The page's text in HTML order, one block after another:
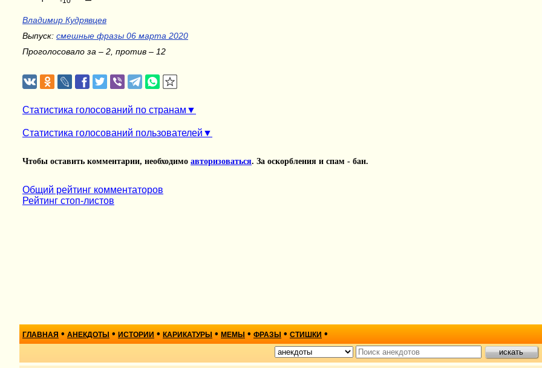
Владимир Кудрявцев
Выпуск: смешные фразы 06 марта 2020
Проголосовало за – 2, против – 12
Статистика голосований по странам
Статистика голосований пользователей
Чтобы оставить комментарии, необходимо авторизоваться. За оскорбления и спам - бан.
Общий рейтинг комментаторов
Рейтинг стоп-листов
ГЛАВНАЯ • АНЕКДОТЫ • ИСТОРИИ • КАРИКАТУРЫ • МЕМЫ • ФРАЗЫ • СТИШКИ •